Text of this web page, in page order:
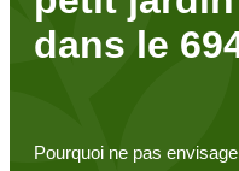
dans le
Pourquoi ne pas